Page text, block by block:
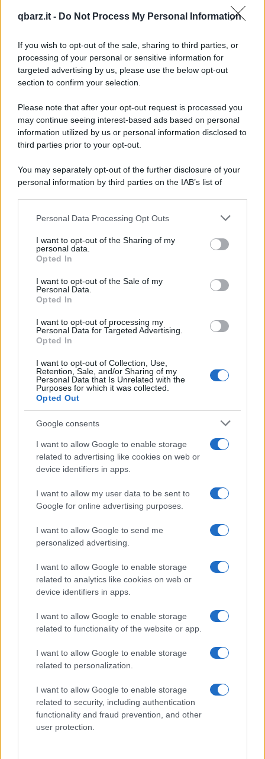
qbarz.it - Do Not Process My Personal Information
If you wish to opt-out of the sale, sharing to third parties, or
processing of your personal or sensitive information for
targeted advertising by us, please use the below opt-out
section to confirm your selection.
Please note that after your opt-out request is processed you
may continue seeing interest-based ads based on personal
information utilized by us or personal information disclosed to
third parties prior to your opt-out.
You may separately opt-out of the further disclosure of your
personal information by third parties on the IAB’s list of
This information may also be disclosed by us to third parties
disclose it to other third parties.
Please note that this website/app uses one or more Google
services and may gather and store information including but
not limited to your visit or usage behaviour. You may click to
grant or deny consent to Google and its third-party tags to
consent section.
Personal Data Processing Opt Outs
I want to opt-out of the Sharing of my
personal data.
Opted In
I want to opt-out of the Sale of my
Personal Data.
Opted In
I want to opt-out of processing my
Personal Data for Targeted Advertising.
Opted In
I want to opt-out of Collection, Use,
Retention, Sale, and/or Sharing of my
Personal Data that Is Unrelated with the
Purposes for which it was collected.
Opted Out
Google consents
I want to allow Google to enable storage
related to advertising like cookies on web or
device identifiers in apps.
I want to allow my user data to be sent to
Google for online advertising purposes.
I want to allow Google to send me
personalized advertising.
I want to allow Google to enable storage
related to analytics like cookies on web or
device identifiers in apps.
I want to allow Google to enable storage
related to functionality of the website or app.
I want to allow Google to enable storage
related to personalization.
I want to allow Google to enable storage
related to security, including authentication
functionality and fraud prevention, and other
user protection.
Un tizio di nome Carlo ha una passione per
la caccia all'orso. Compra tutta
l'attrezzatura...
https://www.qbarz.it/barzelletta/a-caccia-di-orsi/
Barzelletta
Il cacciatore nel bosco
Un giorno, mentre camminava in un bosco,
un cacciatore vide una bambina che usciva
da una casetta...
https://www.qbarz.it/barzelletta/il-cacciatore-nel-
bosco/
Suore di clausura
vivono sostentandosi solamente con il
prodotto di...
Lo scopo e il tema di questo sito sono di carattere ludico. Il sito
non ha nessun obiettivo diffamatorio. E' tuttavia possibile che in
alcuni casi l'ironia o il linguaggio ledano la sensibilità personale. Ci
scusiamo in anticipo con le persone che in tal senso si riterranno